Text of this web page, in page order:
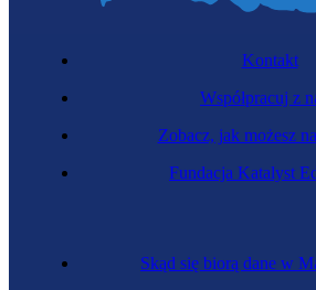
Skąd się biorą dane w
Kontakt
Współpracuj z
Zobacz, jak możesz
Fundacja Katalyst